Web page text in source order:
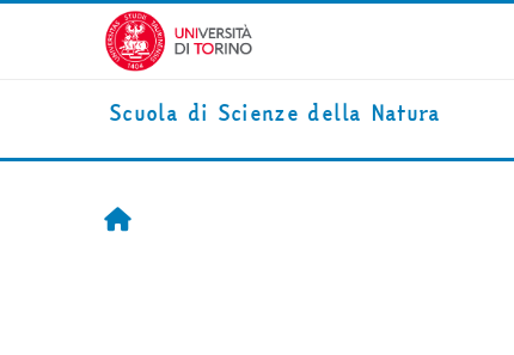
Salta al contenido principal
Scuola di Scienze della Natura
Inicio